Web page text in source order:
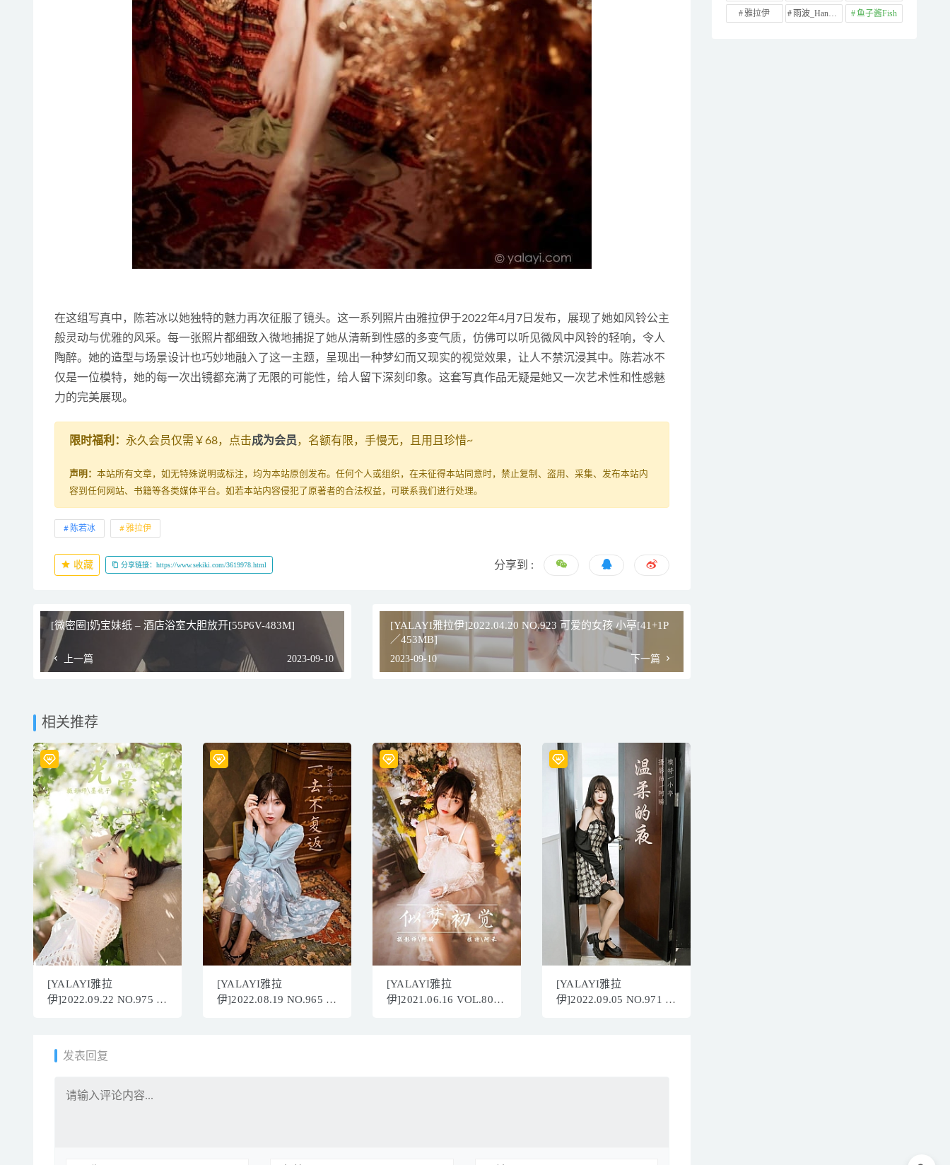
在这组写真中，陈若冰以她独特的魅力再次征服了镜头。这一系列照片由雅拉伊于2022年4月7日发布，展现了她如风铃公主
般灵动与优雅的风采。每一张照片都细致入微地捕捉了她从清新到性感的多变气质，仿佛可以听见微风中风铃的轻响，令人
陶醉。她的造型与场景设计也巧妙地融入了这一主题，呈现出一种梦幻而又现实的视觉效果，让人不禁沉浸其中。陈若冰不
仅是一位模特，她的每一次出镜都充满了无限的可能性，给人留下深刻印象。这套写真作品无疑是她又一次艺术性和性感魅
力的完美展现。
限时福利： 永久会员仅需￥68，点击成为会员，名额有限，手慢无，且用且珍惜~
声明： 本站所有文章，如无特殊说明或标注，均为本站原创发布。任何个人或组织，在未征得本站同意时，禁止复制、盗用、采集、发布本站内
容到任何网站、书籍等各类媒体平台。如若本站内容侵犯了原著者的合法权益，可联系我们进行处理。
陈若冰 雅拉伊
收藏 分享链接：https://www.sekiki.com/3619978.html 分享到 :
[微密圈]奶宝妹纸 – 酒店浴室大胆放开[55P6V-483M]
上一篇 2023-09-10
[YALAYI雅拉伊]2022.04.20 NO.923 可爱的女孩 小亭[41+1P
／453MB]
2023-09-10 下一篇
相关推荐
[YALAYI雅拉
伊]2022.09.22 NO.975 光
[YALAYI雅拉
伊]2022.08.19 NO.965 一
[YALAYI雅拉
伊]2021.06.16 VOL.807
[YALAYI雅拉
伊]2022.09.05 NO.971 温
发表回复
雅拉伊 雨波_HaneAme 鱼子酱Fish